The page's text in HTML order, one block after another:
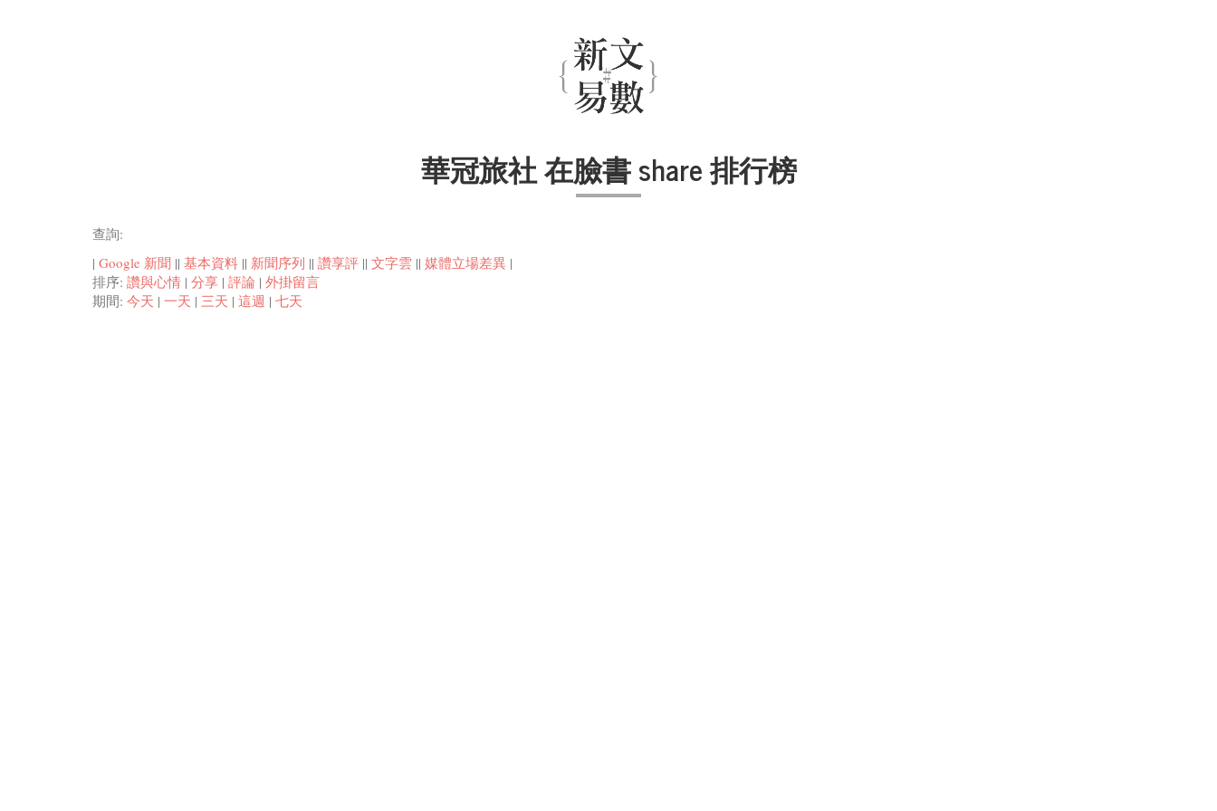
華冠旅社 在臉書 share 排行榜
查詢:
| Google 新聞 || 基本資料 || 新聞序列 || 讚享評 || 文字雲 || 媒體立場差異 |
排序: 讚與心情 | 分享 | 評論 | 外掛留言
期間: 今天 | 一天 | 三天 | 這週 | 七天